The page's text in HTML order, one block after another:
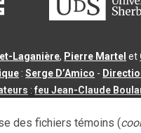
Laganière, Pierre Martel et
:Serge D’Amico -
:feu Jean-Claude
de Sherbrooke |3.2.2
des fichiers témoins (